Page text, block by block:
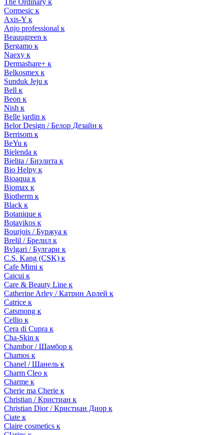
The Ordinary к
Cormesic к
Axis-Y к
Anjo professional к
Beauugreen к
Bergamo к
Naexy к
Dermashare+ к
Belkosmex к
Sunduk Jeju к
Bell к
Beon к
Nish к
Belle jardin к
Belor Design / Белор Дезайн к
Berrisom к
BeYu к
Bielenda к
Bielita / Биэлита к
Bio Helpy к
Bioaqua к
Biomax к
Biotherm к
Black к
Botanique к
Botavikos к
Bourjois / Буржуа к
Brelil / Брелил к
Bvlgari / Булгари к
C.S. Kang (CSK) к
Cafe Mimi к
Caicui к
Care & Beauty Line к
Catherine Arley / Катрин Арлей к
Catrice к
Catsmong к
Cellio к
Cera di Cupra к
Cha-Skin к
Chambor / Шамбор к
Chamos к
Chanel / Шанель к
Charm Cleo к
Charme к
Cherie ma Cherie к
Christian / Кристиан к
Christian Dior / Кристиан Диор к
Ciate к
Claire cosmetics к